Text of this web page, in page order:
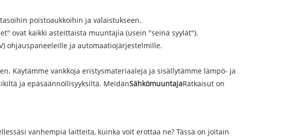
poistoaukkoihin ja valaistukseen.
ovat kaikki asteittaista muuntajia (usein "seinä syylät").
ohjauspaneeleille ja automaatiojärjestelmille.
Käytämme vankkoja eristysmateriaaleja ja sisällytämme lämpö- ja
ja epäsäännöllisyyksiltä. MeidänSähkömuuntajaRatkaisut on
vanhempia laitteita, kuinka voit erottaa ne? Tässä on joitain